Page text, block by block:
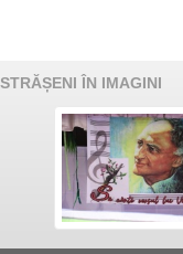
STRĂȘENI ÎN IMAGINI